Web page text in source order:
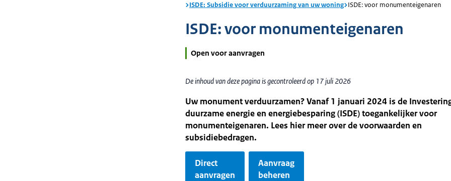
ISDE: Subsidie voor verduurzaming van uw woning ISDE: voor monumenteigenaren
ISDE: voor monumenteigenaren
Open voor aanvragen
De inhoud van deze pagina is gecontroleerd op 17 juli 2026
Uw monument verduurzamen? Vanaf 1 januari 2024 is de
duurzame energie en energiebesparing (ISDE) toegankelijker voor
monumenteigenaren. Lees hier meer over de voorwaarden en
subsidiebedragen.
Direct
aanvragen
Aanvraag
beheren